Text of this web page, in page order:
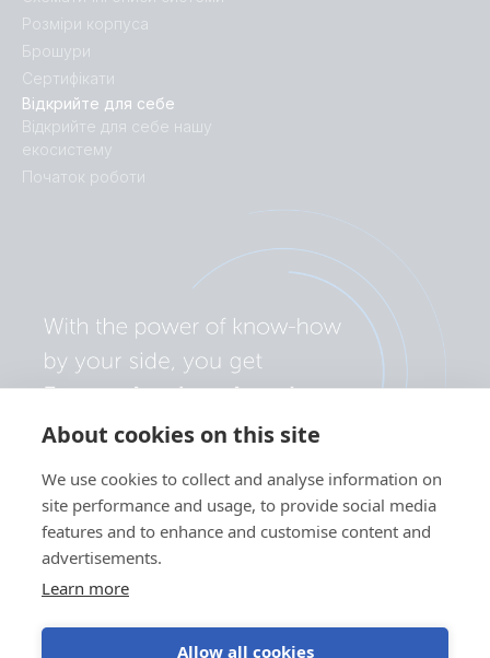
About cookies on this site
We use cookies to collect and analyse information on
site performance and usage, to provide social media
features and to enhance and customise content and
advertisements.
Learn more
Allow all cookies
Відкрийте для себе
Відкрийте для себе нашу
екосистему
Початок роботи
Розміри корпуса
Брошури
Сертифікати